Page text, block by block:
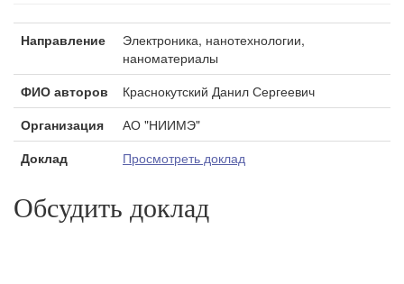
Направление
Электроника, нанотехнологии,
наноматериалы
ФИО авторов
Краснокутский Данил Сергеевич
Организация
АО "НИИМЭ"
Доклад
Просмотреть доклад
Обсудить доклад